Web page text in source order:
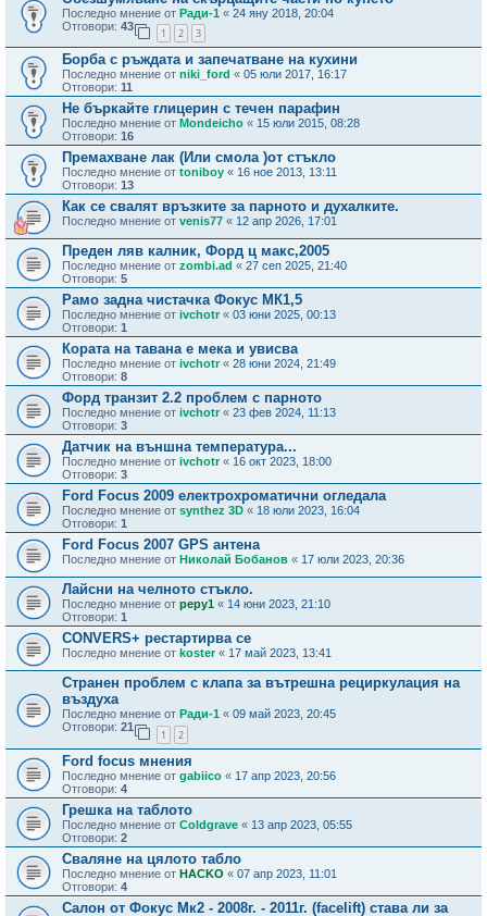
Последно мнение от Ради-1 « 24 яну 2018, 20:04
Отговори: 43
1 2 3
Борба с ръждата и запечатване на кухини
Последно мнение от niki_ford « 05 юли 2017, 16:17
Отговори: 11
Не бъркайте глицерин с течен парафин
Последно мнение от Mondeicho « 15 юли 2015, 08:28
Отговори: 16
Премахване лак (Или смола )от стъкло
Последно мнение от toniboy « 16 ное 2013, 13:11
Отговори: 13
Как се свалят връзките за парното и духалките.
Последно мнение от venis77 « 12 апр 2026, 17:01
Преден ляв калник, Форд ц макс,2005
Последно мнение от zombi.ad « 27 сеп 2025, 21:40
Отговори: 5
Рамо задна чистачка Фокус МК1,5
Последно мнение от ivchotr « 03 юни 2025, 00:13
Отговори: 1
Кората на тавана е мека и увисва
Последно мнение от ivchotr« 28 юни 2024, 21:49
Отговори: 8
Форд транзит 2.2 проблем с парното
Последно мнение от ivchotr « 23 фев 2024, 11:13
Отговори: 3
Датчик на външна температура...
Последно мнение от ivchotr« 16 окт 2023, 18:00
Отговори: 3
Ford Focus 2009 електрохроматични огледала
Последно мнение от synthez 3D « 18 юли 2023, 16:04
Отговори: 1
Ford Focus 2007 GPS антена
Последно мнение от Николай Бобанов « 17 юли 2023, 20:36
Лайсни на челното стъкло.
Последно мнение от pepy1 « 14 юни 2023, 21:10
Отговори: 1
CONVERS+ рестартирва се
Последно мнение от koster« 17 май 2023, 13:41
Странен проблем с клапа за вътрешна рециркулация на
въздуха
Последно мнение от Ради-1 « 09 май 2023, 20:45
Отговори: 21
1 2
Ford focus мнения
Последно мнение от gabiico « 17 апр 2023, 20:56
Отговори: 4
Грешка на таблото
Последно мнение от Coldgrave « 13 апр 2023, 05:55
Отговори: 2
Сваляне на цялото табло
Последно мнение от HACKO « 07 апр 2023, 11:01
Отговори: 4
Салон от Фокус Мк2 - 2008г. - 2011г. (facelift) става ли за